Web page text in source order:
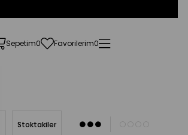
Sepetim0 Favorilerim0
Stoktakiler